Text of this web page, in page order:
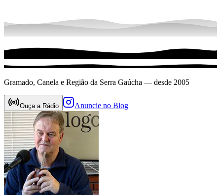
Gramado, Canela e Região da Serra Gaúcha — desde 2005
Ouça a Rádio Anuncie no Blog